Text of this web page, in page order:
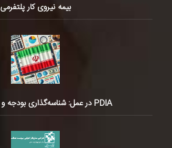
بیمه نیروی کار پلتفرمی
PDIA در عمل: شناسه‌گذاری بودجه و طبقه‌بندی آن